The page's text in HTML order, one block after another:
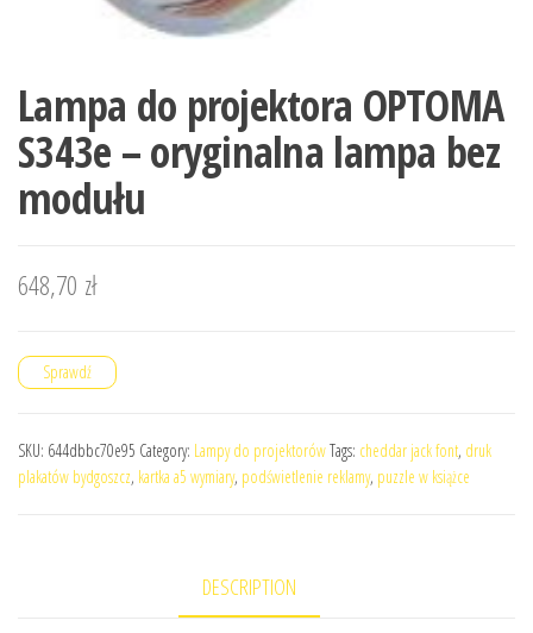
Lampa do projektora OPTOMA
S343e – oryginalna lampa bez
modułu
648,70 zł
Sprawdź
SKU: 644dbbc70e95 Category: Lampy do projektorówTags: cheddar jack font, druk
plakatów bydgoszcz, kartka a5 wymiary, podświetlenie reklamy, puzzle w książce
DESCRIPTION